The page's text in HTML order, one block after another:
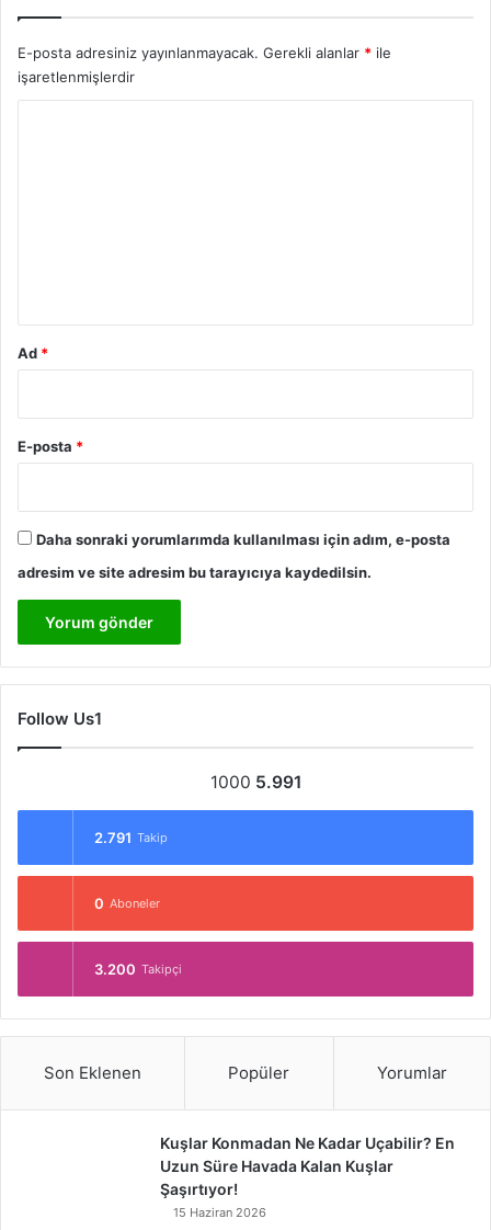
E-posta adresiniz yayınlanmayacak. Gerekli alanlar * ile
işaretlenmişlerdir
Ad *
E-posta *
Daha sonraki yorumlarımda kullanılması için adım, e-posta
adresim ve site adresim bu tarayıcıya kaydedilsin.
Follow Us1
1000 5.991
2.791 Takip
0 Aboneler
3.200 Takipçi
Son Eklenen Popüler Yorumlar
Kuşlar Konmadan Ne Kadar Uçabilir? En
Uzun Süre Havada Kalan Kuşlar
Şaşırtıyor!
15 Haziran 2026